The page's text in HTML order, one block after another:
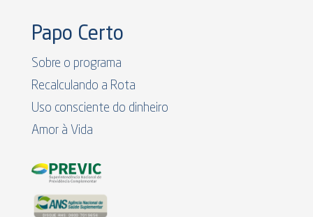
Papo Certo
Sobre o programa
Recalculando a Rota
Uso consciente do dinheiro
Amor à Vida